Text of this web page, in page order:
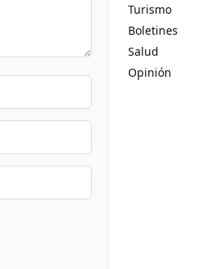
Turismo
Boletines
Salud
Opinión